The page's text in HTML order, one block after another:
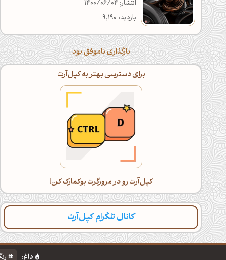
انتشار: 1400/06/04
بازدید: 9,190
بارگذاری ناموفق بود
برای دسترسی بهتر به کپل‌آرت
کپل‌آرت رو در مرورگرت بوکمارک کن!
کانال تلگرام کپل‌آرت